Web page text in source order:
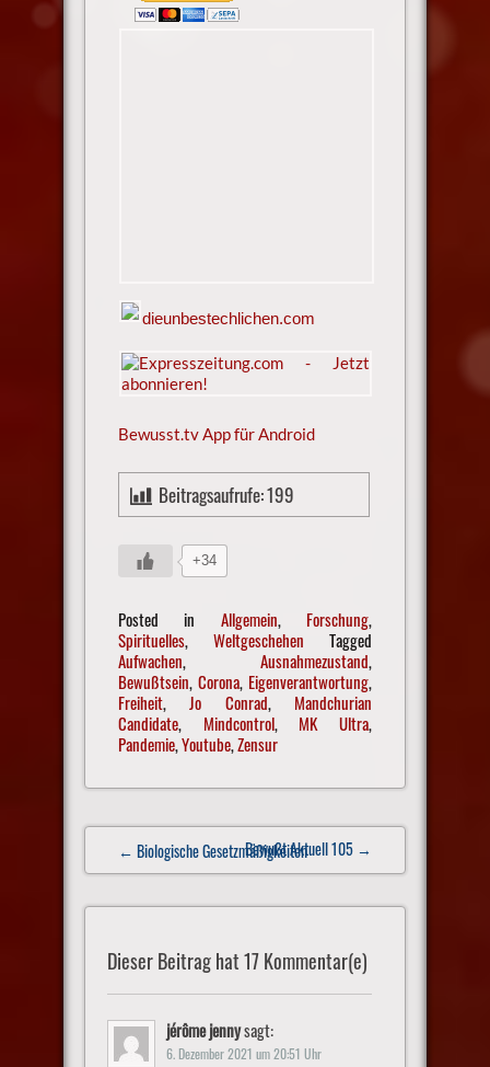
dieunbestechlichen.com
Bewusst.tv App für Android
Beitragsaufrufe:199
+34
Posted in Allgemein, Forschung,
Spirituelles, Weltgeschehen Tagged
Aufwachen,Ausnahmezustand,
Bewußtsein, Corona, Eigenverantwortung,
Freiheit,Jo Conrad, Mandchurian
Candidate, Mindcontrol, MK Ultra,
Pandemie,Youtube,Zensur
Post
navigation
← Biologische Gesetzmäßigkeiten
Bewußt Aktuell 105 →
Dieser Beitrag hat 17 Kommentar(e)
jérôme jennysagt:
6. Dezember 2021 um 20:51 Uhr